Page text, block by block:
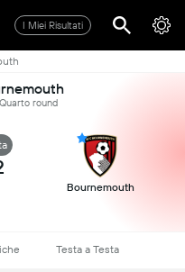
I Miei Risultati
round
Bournemouth
Testa a Testa